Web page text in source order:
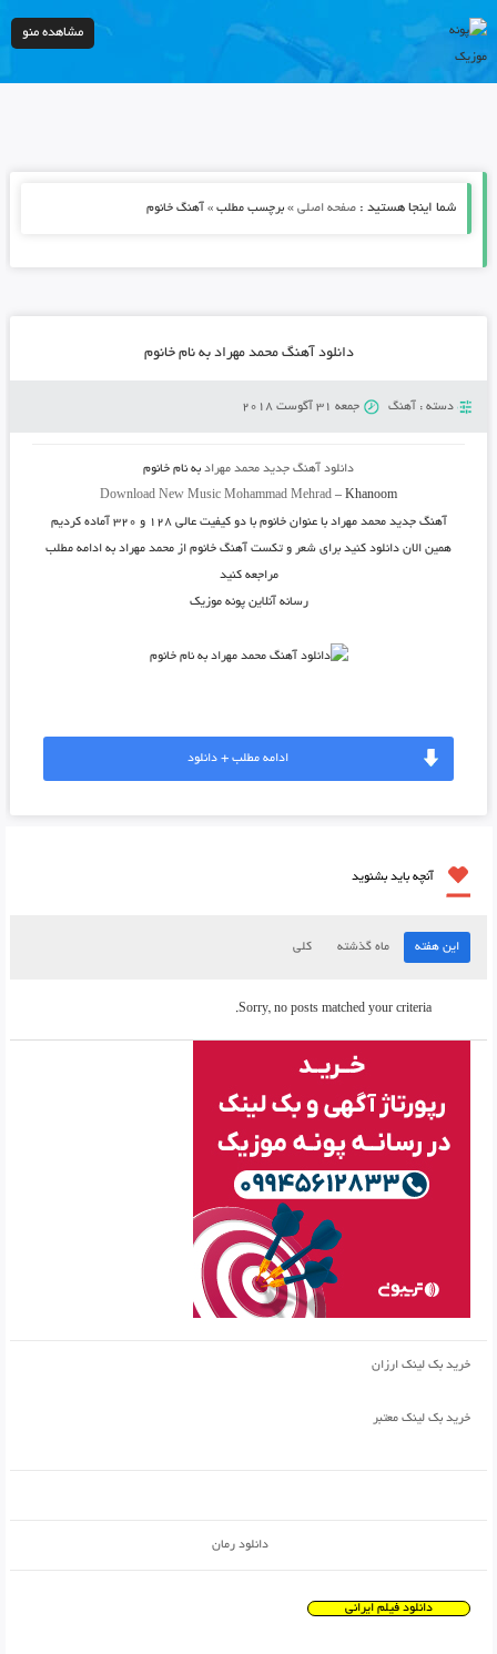
مشاهده منو
شما اینجا هستید : صفحه اصلی» برچسب مطلب » آهنگ خانوم
دانلود آهنگ محمد مهراد به نام خانوم
دسته : آهنگ جمعه 31 آگوست 2018
دانلود آهنگ جدید محمد مهرادبه نام خانوم
Download New Music Mohammad Mehrad –Khanoom
آهنگ جدیدمحمد مهراد با عنوانخانوم با دو کیفیت عالی ۱۲۸ و ۳۲۰ آماده کردیم
همین الان دانلود کنید برای شعر و تکست آهنگ خانوم از محمد مهراد به ادامه مطلب
مراجعه کنید
رسانه آنلاین پونه موزیک
ادامه مطلب + دانلود
آنچه باید بشنوید
این هفته ماه گذشته کلی
Sorry, no posts matched your criteria.
خرید بک لینک ارزان
خرید بک لینک معتبر
دانلود رمان
دانلود فیلم ایرانی